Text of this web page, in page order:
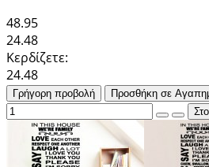
48.95
24.48
Κερδίζετε:
24.48
Γρήγορη προβολή Προσθήκη σε